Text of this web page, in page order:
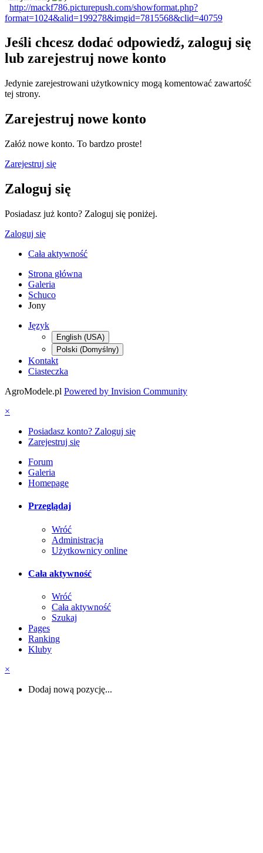
http://mackf786.picturepush.com/showformat.php?
format=1024&alid=199278&imgid=7815568&clid=40759
Jeśli chcesz dodać odpowiedź, zaloguj się
lub zarejestruj nowe konto
Jedynie zarejestrowani użytkownicy mogą komentować zawartość
tej strony.
Zarejestruj nowe konto
Załóż nowe konto. To bardzo proste!
Zarejestruj się
Zaloguj się
Posiadasz już konto? Zaloguj się poniżej.
Zaloguj się
Cała aktywność
Strona główna
Galeria
Schuco
Jony
Język
English (USA)
Polski (Domyślny)
Kontakt
Ciasteczka
AgroModele.pl Powered by Invision Community
×
Posiadasz konto? Zaloguj się
Zarejestruj się
Forum
Galeria
Homepage
Przeglądaj
Wróć
Administracja
Użytkownicy online
Cała aktywność
Wróć
Cała aktywność
Szukaj
Pages
Ranking
Kluby
×
Dodaj nową pozycję...